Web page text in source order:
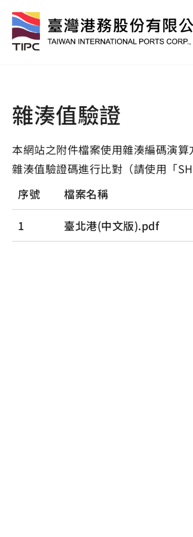
雜湊值驗證
本網站之附件檔案使用雜湊編碼演
雜湊值驗證碼進行比對（請使用「
序號
檔案名稱
1 臺北港(中文版).pdf